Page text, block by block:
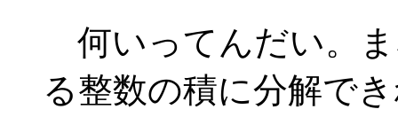
何いってんだい。
る整数の積に分解で